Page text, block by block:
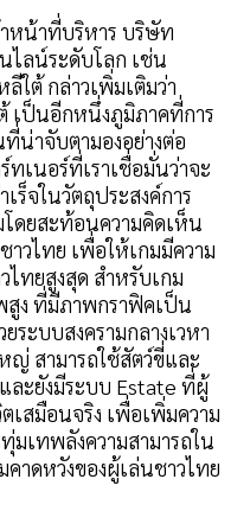
หน้าที่บริหาร บริษัท
ลน์ระดับโลก เช่น
ลีใต้ กล่าวเพิ่มเติมว่า
เป็นอีกหนึ่งภูมิภาคที่การ
น่าจับตามองอย่างต่อ
เนอร์ที่เราเชื่อมั่นว่าจะ
ร็จในวัตถุประสงค์การ
ดยสะท้อนความคิดเห็น
าวไทย เพื่อให้เกมมีความ
ทยสูงสุด สำหรับเกม
ง ที่มีภาพกราฟิคเป็น
ระบบสงครามกลางเวหา
ญ่ สามารถใช้สัตว์ขี่และ
ละยังมีระบบ Estate ที่ผู้
เสมือนจริง เพื่อเพิ่มความ
มเทพลังความสามารถใน
าดหวังของผู้เล่นชาวไทย